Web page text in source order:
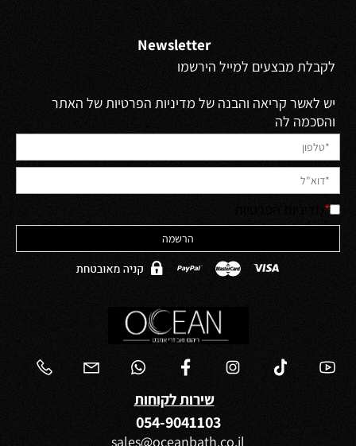
Newsletter
לקבלת מבצעים למייל הירשמו
יש לאשר קריאה והבנה של מדיניות הפרטיות של האתר
והסכמה לה
*
שירות לקוחות
054-9041103
sales@oceanbath.co.il